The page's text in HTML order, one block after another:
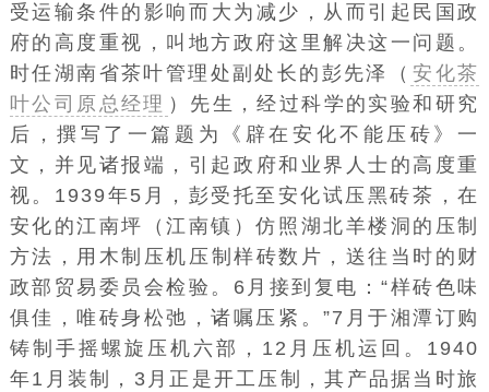
受运输条件的影响而大为减少，从而引起民国政
府的高度重视，叫地方政府这里解决这一问题。
时任湖南省茶叶管理处副处长的 彭先泽（ 安化茶
叶公司原总经理 ） 先生，经过科学的实验和研究
后，撰写了一篇题为《辟在安化不能压砖》一
文，并 见诸报端 ，引起政府和业界人士的高度重
视。1939年5月，彭受托至安化试压 黑砖茶，在
安化的江南坪（江南镇）仿照湖北羊楼洞 的压制
方法，用木制 压机 压制样砖数片，送往当时的财
政部贸易委员会检验。6月接到复电：“样砖色味
俱佳，唯砖身松弛，诸嘱压紧。”7月于湘潭订购
铸制手摇螺旋压机六部，12月压机运回。1940
年1月装制，3月正是开工压制，其产品据当时旅